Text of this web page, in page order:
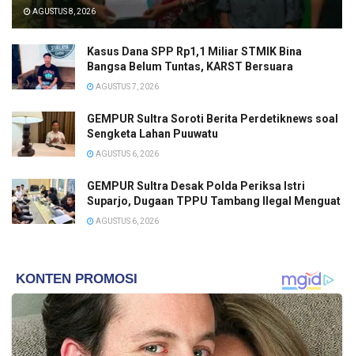
AGUSTUS 8, 2026
Kasus Dana SPP Rp1,1 Miliar STMIK Bina
Bangsa Belum Tuntas, KARST Bersuara
AGUSTUS 7, 2026
GEMPUR Sultra Soroti Berita Perdetiknews soal
Sengketa Lahan Puuwatu
AGUSTUS 6, 2026
GEMPUR Sultra Desak Polda Periksa Istri
Suparjo, Dugaan TPPU Tambang Ilegal Menguat
AGUSTUS 6, 2026